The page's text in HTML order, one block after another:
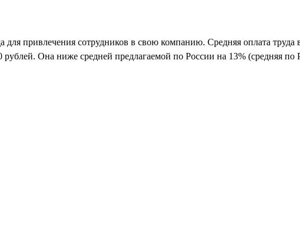
для привлечения сотрудников в свою компанию. Средняя оплата
рублей. Она ниже средней предлагаемой по России на 13% (средняя